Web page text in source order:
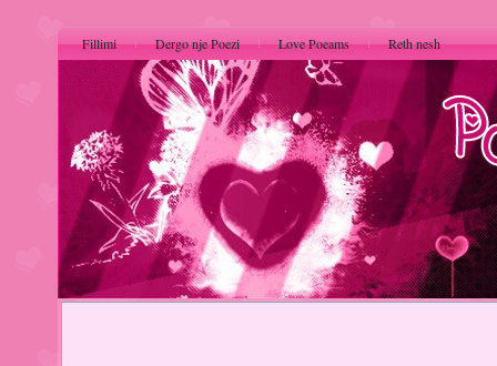
Fillimi Dergo nje Poezi Love Poeams Reth nesh